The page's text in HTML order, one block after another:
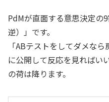
PdMが直面する意思決定の
逆）」です。
「ABテストをしてダメな
に公開して反応を見ればい
の荷は降ります。